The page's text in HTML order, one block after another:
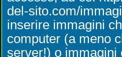
del-sito.com/
inserire immagini
computer (a meno
server!) o immagini